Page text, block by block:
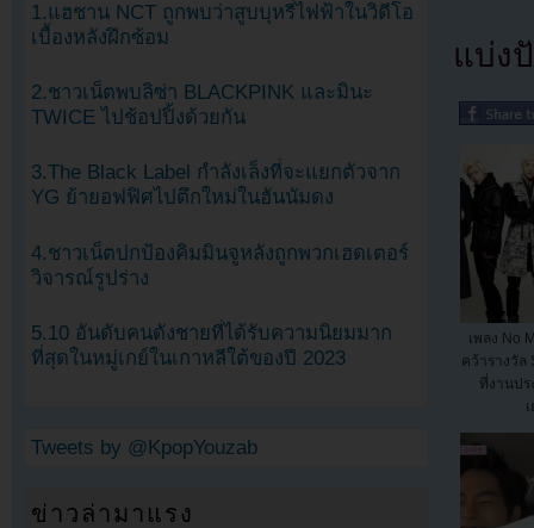
แบ่ง
เพลง No
คว้ารางวัล
ที่งานปร
1.แฮชาน NCT ถูกพบว่าสูบบุหรี่ไฟฟ้าในวิดีโอ
เบื้องหลังฝึกซ้อม
2.ชาวเน็ตพบลิซ่า BLACKPINK และมินะ
TWICE ไปช้อปปิ้งด้วยกัน
3.The Black Label กำลังเล็งที่จะแยกตัวจาก
YG ย้ายอฟฟิศไปตึกใหม่ในฮันนัมดง
4.ชาวเน็ตปกป้องคิมมินจูหลังถูกพวกเฮดเตอร์
วิจารณ์รูปร่าง
5.10 อันดับคนดังชายที่ได้รับความนิยมมาก
ที่สุดในหมู่เกย์ในเกาหลีใต้ของปี 2023
Tweets by @KpopYouzab
ข่าวล่ามาแรง